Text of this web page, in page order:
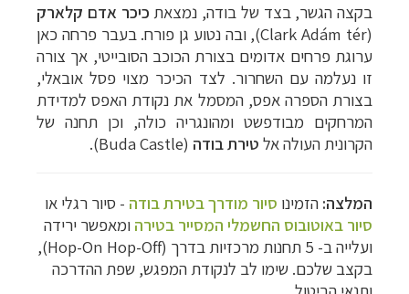
בקצה הגשר, בצד של בודה, נמצאת כיכר אדם קלארק
(
Clark Adám tér), ובה נטוע גן פורח. בעבר פרחה כאן
ערוגת פרחים אדומים בצורת הכוכב הסובייטי, אך צורה
זו נעלמה עם השחרור. לצד הכיכר מצוי פסל אובאלי,
בצורת הספרה אפס, המסמל את נקודת האפס למדידת
המרחקים מבודפשט ומהונגריה כולה, וכן תחנה של
הקרונית העולה אל טירת בודה (Buda Castle).
המלצה: הזמינו סיור מודרך בטירת בודה - סיור רגלי או
סיור באוטובוס החשמלי המסייר בטירה ומאפשר ירידה
ועלייה ב- 5 תחנות מרכזיות בדרך (Hop-On Hop-Off),
בקצב שלכם. שימו לב לנקודת המפגש, שפת ההדרכה